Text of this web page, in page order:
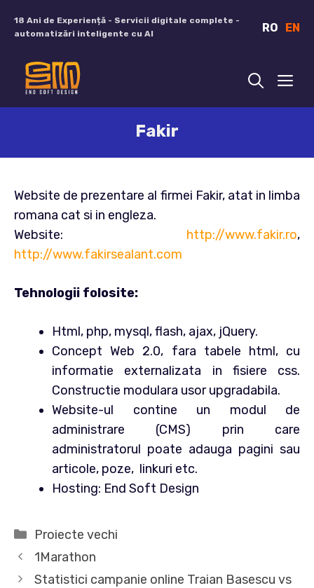
18 Ani de Experiență - Servicii digitale complete -
automatizări inteligente cu AI
RO EN
Fakir
Website de prezentare al firmei Fakir, atat in limba
romana cat si in engleza.
Website: http://www.fakir.ro,
http://www.fakirsealant.com
Tehnologii folosite:
Html, php, mysql, flash, ajax, jQuery.
Concept Web 2.0, fara tabele html, cu
informatie externalizata in fisiere css.
Constructie modulara usor upgradabila.
Website-ul contine un modul de
administrare (CMS) prin care
administratorul poate adauga pagini sau
articole, poze, linkuri etc.
Hosting: End Soft Design
Categorii
Proiecte vechi
1Marathon
Statistici campanie online Traian Basescu vs